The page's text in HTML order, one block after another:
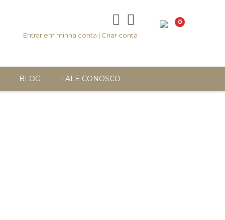
Entrar em minha conta | Criar conta
0
BLOG FALE CONOSCO